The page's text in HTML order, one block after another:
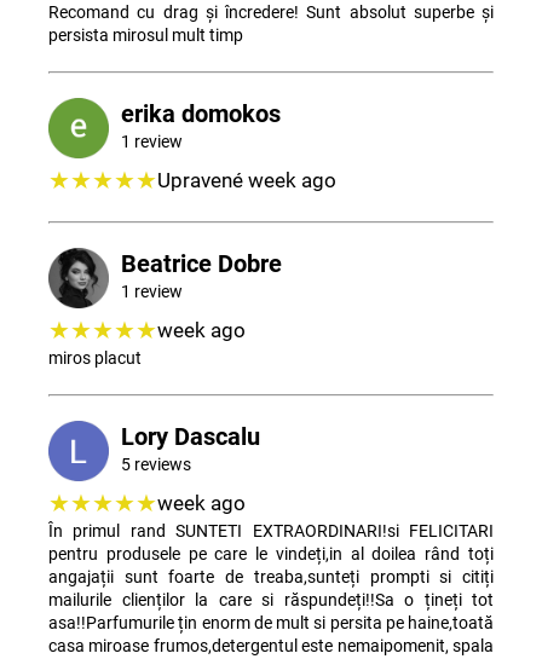
Recomand cu drag și încredere! Sunt absolut superbe și
persista mirosul mult timp
erika domokos
1 review
★★★★★Upravené week ago
Beatrice Dobre
1 review
★★★★★week ago
miros placut
Lory Dascalu
5 reviews
★★★★★week ago
În primul rand SUNTETI EXTRAORDINARI!si FELICITARI
pentru produsele pe care le vindeți,in al doilea rând toți
angajații sunt foarte de treaba,sunteți prompti si citiți
mailurile clienților la care si răspundeți!!Sa o țineți tot
asa!!Parfumurile țin enorm de mult si persita pe haine,toată
casa miroase frumos,detergentul este nemaipomenit, spala
CĂUTARE